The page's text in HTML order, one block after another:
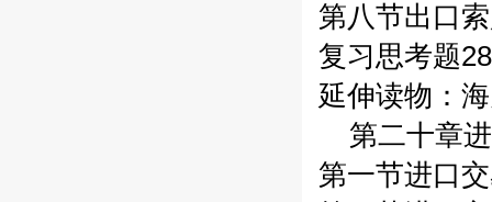
第八节出口
复习思考题
延伸读物：
第二十章
第一节进口